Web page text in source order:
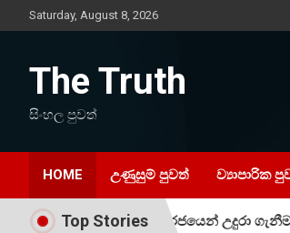
to
Saturday, August 8, 2026
The Truth
සිංහල පුවත්
HOME උණුසුම් පුවත් ව්‍යාපාරික
Top Stories
පාලනය රජයෙන් උදුරා ගැනීමට පාතාල